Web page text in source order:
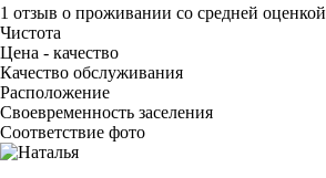
1 отзыв о проживании со средней оценкой
Чистота
Цена - качество
Качество обслуживания
Расположение
Своевременность заселения
Соответствие фото